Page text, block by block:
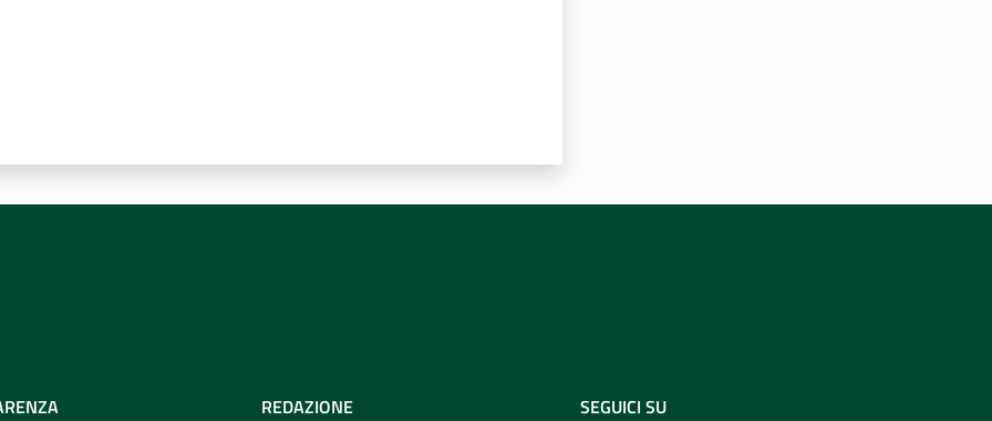
REDAZIONE SEGUICI SU